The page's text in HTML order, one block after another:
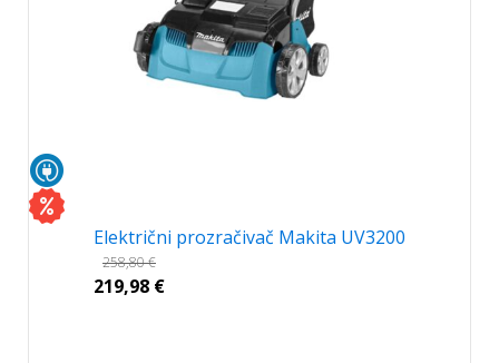
Električni prozračivač Makita UV3200
258,80€
219,98 €